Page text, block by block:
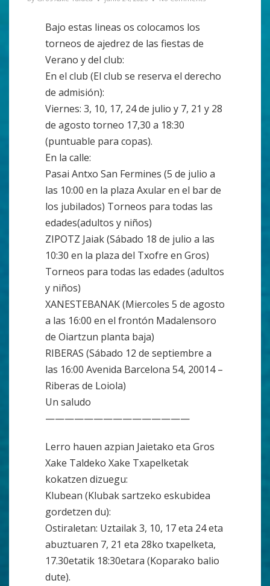
Bajo estas lineas os colocamos los
torneos de ajedrez de las fiestas de
Verano y del club:
En el club (El club se reserva el derecho
de admisión):
Viernes: 3, 10, 17, 24 de julio y 7, 21 y 28
de agosto torneo 17,30 a 18:30
(puntuable para copas).
En la calle:
Pasai Antxo San Fermines (5 de julio a
las 10:00 en la plaza Axular en el bar de
los jubilados) Torneos para todas las
edades(adultos y niños)
ZIPOTZ Jaiak (Sábado 18 de julio a las
10:30 en la plaza del Txofre en Gros)
Torneos para todas las edades (adultos
y niños)
XANESTEBANAK (Miercoles 5 de agosto
a las 16:00 en el frontón Madalensoro
de Oiartzun planta baja)
RIBERAS (Sábado 12 de septiembre a
las 16:00 Avenida Barcelona 54, 20014 –
Riberas de Loiola)
Un saludo
———————————————
Lerro hauen azpian Jaietako eta Gros
Xake Taldeko Xake Txapelketak
kokatzen dizuegu:
Klubean (Klubak sartzeko eskubidea
gordetzen du):
Ostiraletan: Uztailak 3, 10, 17 eta 24 eta
abuztuaren 7, 21 eta 28ko txapelketa,
17.30etatik 18:30etara (Koparako balio
dute).